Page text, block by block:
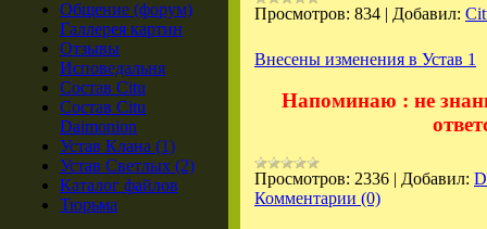
Общение (форум)
Галлерея картин
Отзывы
Иcповедальня
Состав Citu
Состав Citu
Daimonion
Устав Клана (1)
Устав Светлых (2)
Каталог файлов
Тюрьма
Просмотров: 834 | Добавил:
Внесены изменения в Устав 1
Напоминаю : не
Просмотров: 2336 | Добавил:
Комментарии (0)